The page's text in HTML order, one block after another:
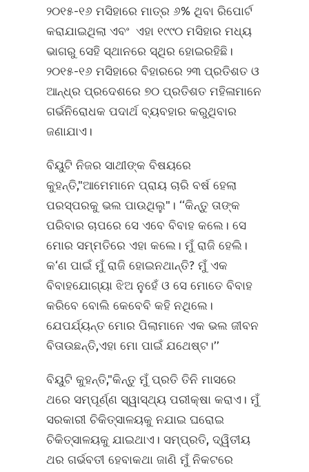
୨୦୧୫-୧୬ ମସିହାରେ ମାତ୍ର ୬% ଥିବା ରିପୋର୍ଟ
କରାଯାଇଥିଲା ଏବଂ ଏହା ୧୯୯୦ ମସିହାର ମଧ୍ୟ
ଭାଗରୁ ସେହି ସ୍ଥାନରେ ସ୍ଥିର ହୋଇରହିଛି।
୨୦୧୫-୧୬ ମସିହାରେ ବିହାରରେ ୨୩ ପ୍ରତିଶତ ଓ
ଆନ୍ଧ୍ର ପ୍ରଦେଶରେ ୭୦ ପ୍ରତିଶତ ମହିଳାମାନେ
ଗର୍ଭନିରୋଧକ ପଦାର୍ଥ ବ୍ୟବହାର କରୁଥିବାର
ଜଣାଯାଏ।
ବିୟୁଟି ନିଜର ସାଥୀଙ୍କ ବିଷୟରେ
କୁହନ୍ତି,"ଆମେମାନେ ପ୍ରାୟ ଚାରି ବର୍ଷ ହେଲା
ପରସ୍ପରକୁ ଭଲ ପାଉଥିଲୁ"। ‘‘କିନ୍ତୁ ତାଙ୍କ
ପରିବାର ଚାପରେ ସେ ଏବେ ବିବାହ କଲେ। ସେ
ମୋର ସମ୍ମତିରେ ଏହା କଲେ। ମୁଁ ରାଜି ହେଲି।
କ‘ଣ ପାଇଁ ମୁଁ ରାଜି ହୋଇନଥାନ୍ତି? ମୁଁ ଏକ
ବିବାହଯୋଗ୍ୟା ଝିଅ ନୁହେଁ ଓ ସେ ମୋତେ ବିବାହ
କରିବେ ବୋଲି କେବେବି କହି ନଥିଲେ।
ଯେପର୍ଯ୍ୟନ୍ତ ମୋର ପିଲାମାନେ ଏକ ଭଲ ଜୀବନ
ବିତାଉଛନ୍ତି,ଏହା ମୋ ପାଇଁ ଯଥେଷ୍ଟ।’’
ବିୟୁଟି କୁହନ୍ତି,"କିନ୍ତୁ ମୁଁ ପ୍ରତି ତିନି ମାସରେ
ଥରେ ସମ୍ପୂର୍ଣ୍ଣ ସ୍ୱାସ୍ଥ୍ୟ ପରୀକ୍ଷା କରାଏ। ମୁଁ
ସରକାରୀ ଚିକିତ୍ସାଳୟକୁ ନଯାଇ ଘରୋଇ
ଚିକିତ୍ସାଳୟକୁ ଯାଇଥାଏ। ସମ୍ପ୍ରତି, ଦ୍ୱିତୀୟ
ଥର ଗର୍ଭବତୀ ହେବାକଥା ଜାଣି ମୁଁ ନିକଟରେ